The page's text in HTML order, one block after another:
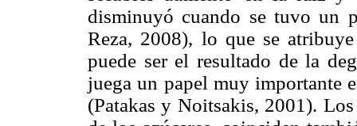
disminuyó cuando se tuvo un
Reza, 2008), lo que se
puede ser el resultado de la
juega un papel muy importante
(Patakas y Noitsakis, 2001).